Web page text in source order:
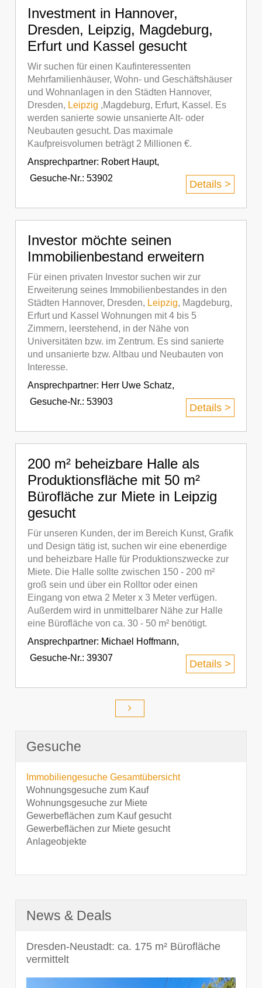
Investment in Hannover,
Dresden, Leipzig, Magdeburg,
Erfurt und Kassel gesucht
Wir suchen für einen Kaufinteressenten
Mehrfamilienhäuser, Wohn- und Geschäftshäuser
und Wohnanlagen in den Städten Hannover,
Dresden, Leipzig ,Magdeburg, Erfurt, Kassel. Es
werden sanierte sowie unsanierte Alt- oder
Neubauten gesucht. Das maximale
Kaufpreisvolumen beträgt 2 Millionen €.
Ansprechpartner: Robert Haupt,
Gesuche-Nr.: 53902
Details >
Investor möchte seinen
Immobilienbestand erweitern
Für einen privaten Investor suchen wir zur
Erweiterung seines Immobilienbestandes in den
Städten Hannover, Dresden, Leipzig, Magdeburg,
Erfurt und Kassel Wohnungen mit 4 bis 5
Zimmern, leerstehend, in der Nähe von
Universitäten bzw. im Zentrum. Es sind sanierte
und unsanierte bzw. Altbau und Neubauten von
Interesse.
Ansprechpartner: Herr Uwe Schatz,
Gesuche-Nr.: 53903
Details >
200 m² beheizbare Halle als
Produktionsfläche mit 50 m²
Bürofläche zur Miete in Leipzig
gesucht
Für unseren Kunden, der im Bereich Kunst, Grafik
und Design tätig ist, suchen wir eine ebenerdige
und beheizbare Halle für Produktionszwecke zur
Miete. Die Halle sollte zwischen 150 - 200 m²
groß sein und über ein Rolltor oder einen
Eingang von etwa 2 Meter x 3 Meter verfügen.
Außerdem wird in unmittelbarer Nähe zur Halle
eine Bürofläche von ca. 30 - 50 m² benötigt.
Ansprechpartner: Michael Hoffmann,
Gesuche-Nr.: 39307
Details >
Gesuche
Immobiliengesuche Gesamtübersicht
Wohnungsgesuche zum Kauf
Wohnungsgesuche zur Miete
Gewerbeflächen zum Kauf gesucht
Gewerbeflächen zur Miete gesucht
Anlageobjekte
News & Deals
Dresden-Neustadt: ca. 175 m² Bürofläche
vermittelt